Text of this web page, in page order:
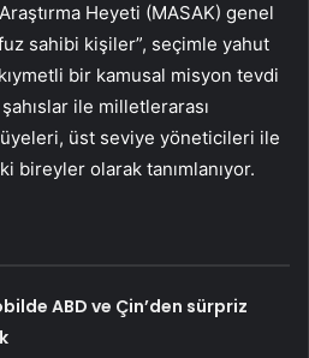
Heyeti (MASAK) genel
sahibi kişiler”, seçimle yahut
bir kamusal misyon tevdi
ile milletlerarası
üyeleri, üst seviye yöneticileri ile
bireyler olarak tanımlanıyor.
ABD ve Çin’den sürpriz